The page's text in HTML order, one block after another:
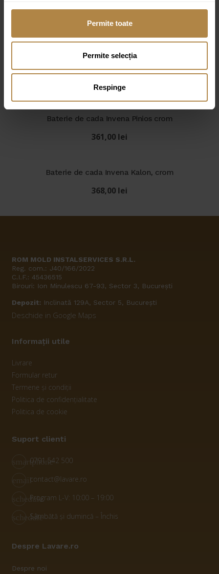
Permite toate
Permite selecția
Respinge
980,00lei
Baterie pentru lavoar cu senzor Invena Smart flow,
950,00
Baterie de cada Invena Pinios crom
361,00 lei
Baterie de cada Invena Kalon, crom
368,00 lei
ROM MOLD INSTALSERVICES S.R.L.
Reg. com.: J40/166/2022
C.I.F.: 45436515
Birouri: Ion Minulescu 67-93, Sector 3, București
Depozit: Inclinată 129A, Sector 5, București
Deschide in Google Maps
Informații utile
Livrare
Formular retur
Termene și condiții
Politica de confidențialitate
Politica de cookie
Suport clienti
smartphone
0791 542 500
emailcontact@lavare.ro
scheduleProgram L-V: 10:00 – 19:00
scheduleSâmbătă și dumincă – Închis
Despre Lavare.ro
Despre noi